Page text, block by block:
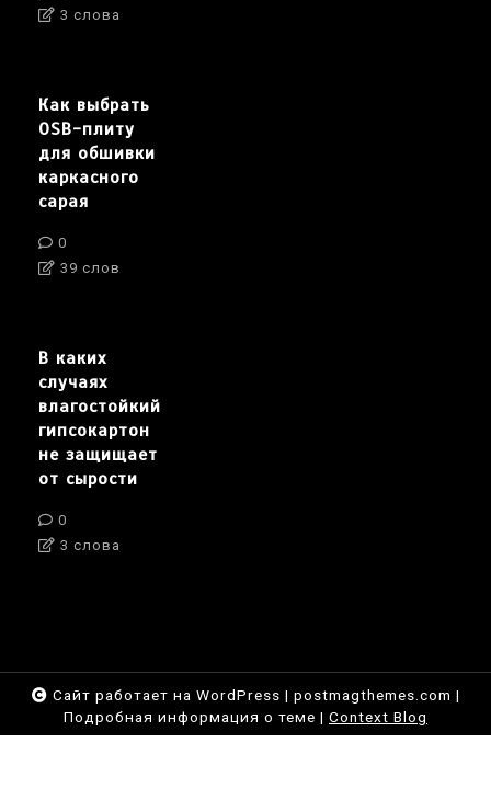
3 слова
Как выбрать
OSB-плиту
для обшивки
каркасного
сарая
0
39 слов
В каких
случаях
влагостойкий
гипсокартон
не защищает
от сырости
0
3 слова
Сайт работает на WordPress | postmagthemes.com |
Подробная информация о теме | Context Blog